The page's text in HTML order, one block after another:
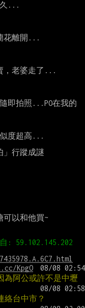
久...
花離開...
，老婆走了...
即拍照...PO在我的
度超高...
」行蹤成謎
可以和他買~
KpgO
為阿公或許不是中壢
絡台中市？